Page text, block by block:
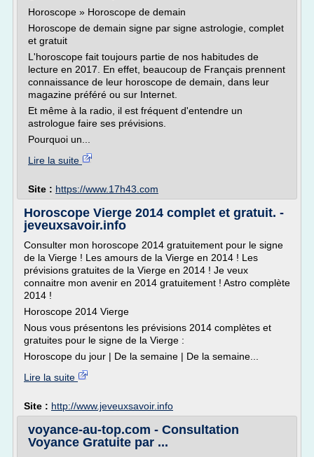
Horoscope » Horoscope de demain
Horoscope de demain signe par signe astrologie, complet
et gratuit
L'horoscope fait toujours partie de nos habitudes de
lecture en 2017. En effet, beaucoup de Français prennent
connaissance de leur horoscope de demain, dans leur
magazine préféré ou sur Internet.
Et même à la radio, il est fréquent d'entendre un
astrologue faire ses prévisions.
Pourquoi un...
Lire la suite
Site : https://www.17h43.com
Horoscope Vierge 2014 complet et gratuit. -
jeveuxsavoir.info
Consulter mon horoscope 2014 gratuitement pour le signe
de la Vierge ! Les amours de la Vierge en 2014 ! Les
prévisions gratuites de la Vierge en 2014 ! Je veux
connaitre mon avenir en 2014 gratuitement ! Astro complète
2014 !
Horoscope 2014 Vierge
Nous vous présentons les prévisions 2014 complètes et
gratuites pour le signe de la Vierge :
Horoscope du jour | De la semaine | De la semaine...
Lire la suite
Site : http://www.jeveuxsavoir.info
voyance-au-top.com - Consultation
Voyance Gratuite par ...